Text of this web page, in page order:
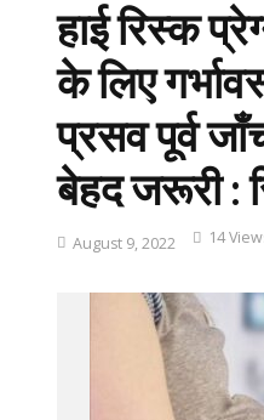
हाई रिस्क
के लिए
प्रसव पूर्व
बेहद जरूरी :
August 9, 2022 14